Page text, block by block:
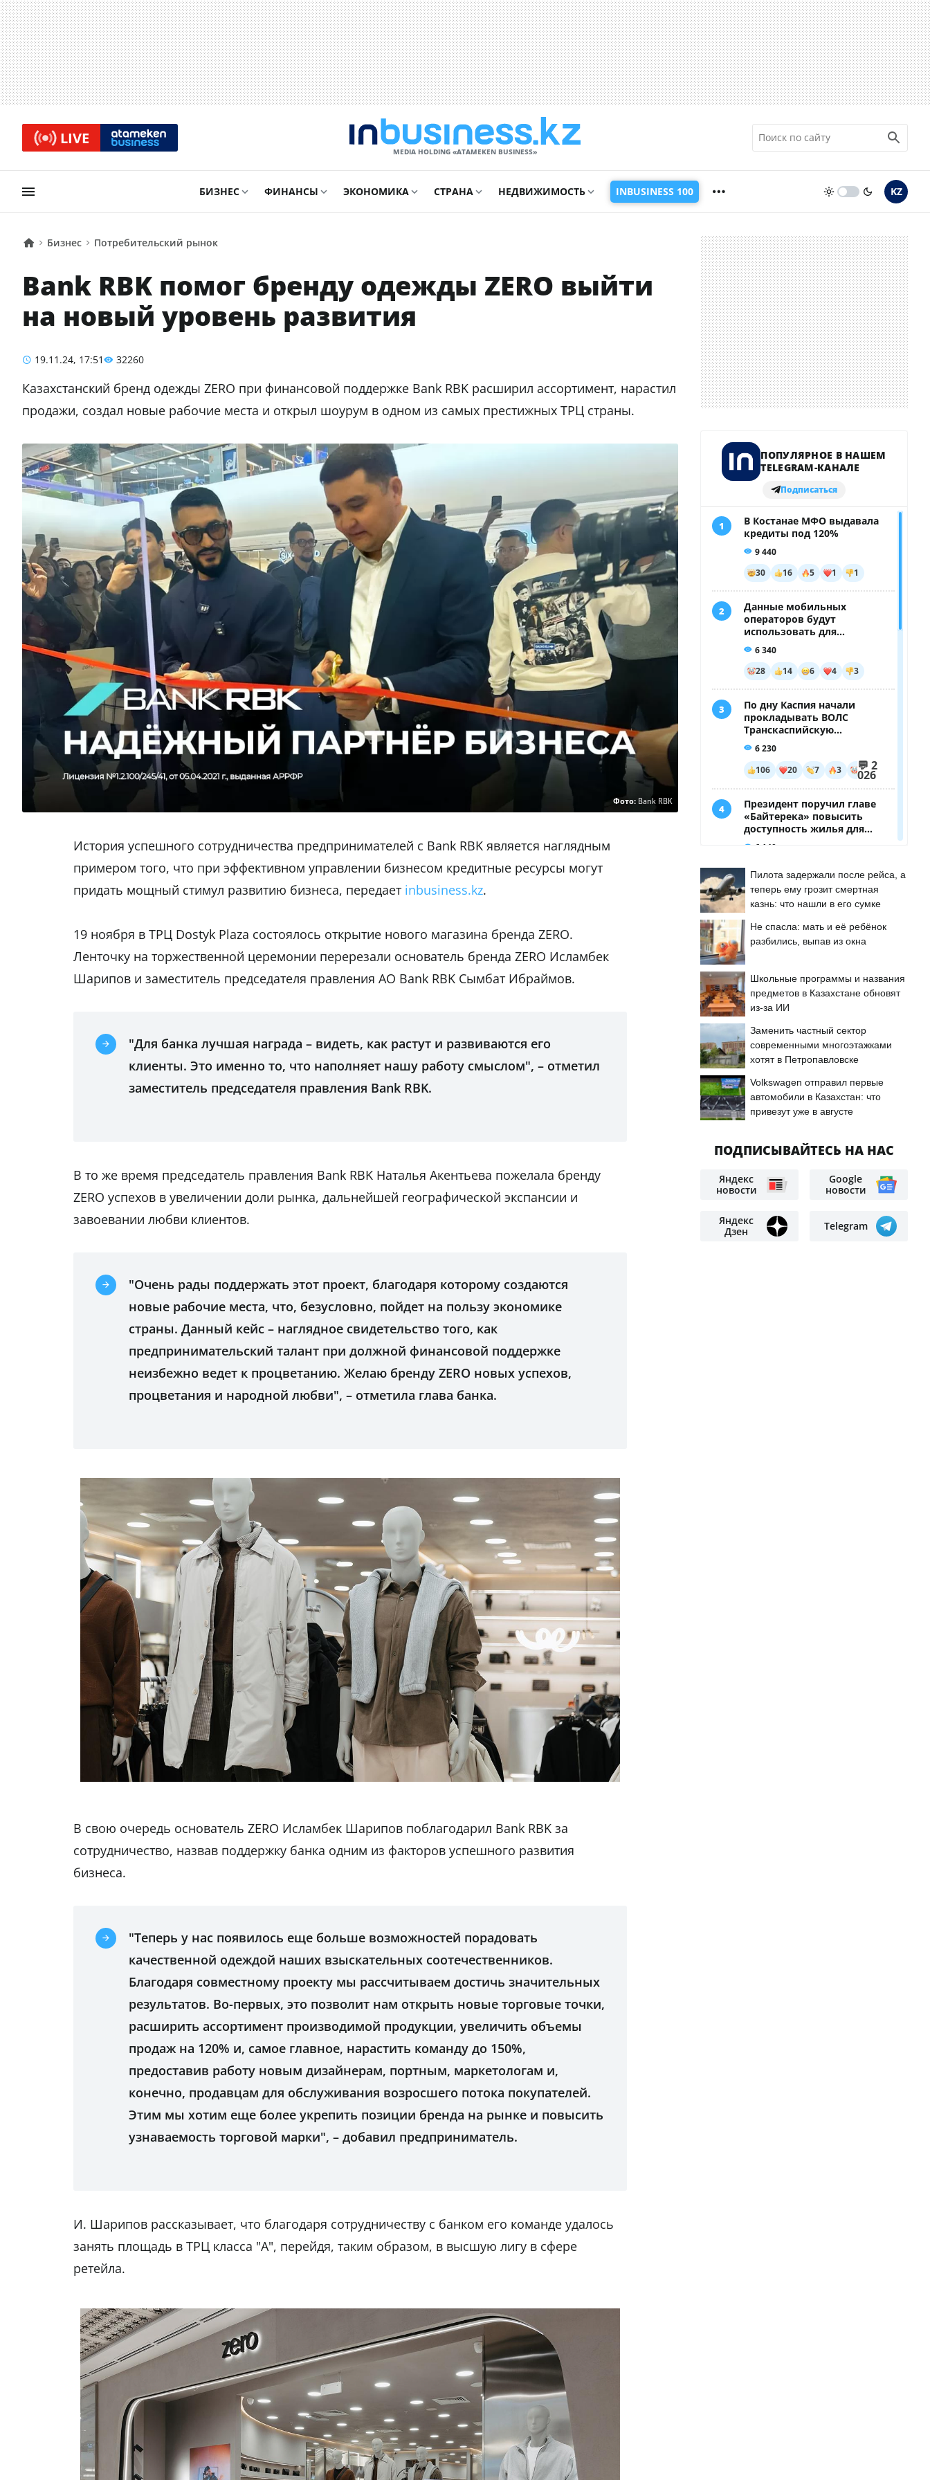
LIVE
MEDIA HOLDING «ATAMEKЕN BUSINESS»
БИЗНЕС ФИНАНСЫ ЭКОНОМИКА СТРАНА НЕДВИЖИМОСТЬ INBUSINESS 100 KZ
Бизнес Потребительский рынок
Bank RBK помог бренду одежды ZERO выйти
на новый уровень развития
19.11.24, 17:51 32260
Казахстанский бренд одежды ZERO при финансовой поддержке Bank RBK расширил ассортимент, нарастил
продажи, создал новые рабочие места и открыл шоурум в одном из самых престижных ТРЦ страны.
Фото: Bank RBK
История успешного сотрудничества предпринимателей с Bank RBK является наглядным
примером того, что при эффективном управлении бизнесом кредитные ресурсы могут
придать мощный стимул развитию бизнеса, передает inbusiness.kz.
19 ноября в ТРЦ Dostyk Plaza состоялось открытие нового магазина бренда ZERO.
Ленточку на торжественной церемонии перерезали основатель бренда ZERO Исламбек
Шарипов и заместитель председателя правления AO Bank RBK Сымбат Ибраймов.
"Для банка лучшая награда – видеть, как растут и развиваются его
клиенты. Это именно то, что наполняет нашу работу смыслом", – отметил
заместитель председателя правления Bank RBK.
В то же время председатель правления Bank RBK Наталья Акентьева пожелала бренду
ZERO успехов в увеличении доли рынка, дальнейшей географической экспансии и
завоевании любви клиентов.
"Очень рады поддержать этот проект, благодаря которому создаются
новые рабочие места, что, безусловно, пойдет на пользу экономике
страны. Данный кейс – наглядное свидетельство того, как
предпринимательский талант при должной финансовой поддержке
неизбежно ведет к процветанию. Желаю бренду ZERO новых успехов,
процветания и народной любви", – отметила глава банка.
В свою очередь основатель ZERO Исламбек Шарипов поблагодарил Bank RBK за
сотрудничество, назвав поддержку банка одним из факторов успешного развития
бизнеса.
"Теперь у нас появилось еще больше возможностей порадовать
качественной одеждой наших взыскательных соотечественников.
Благодаря совместному проекту мы рассчитываем достичь значительных
результатов. Во-первых, это позволит нам открыть новые торговые точки,
расширить ассортимент производимой продукции, увеличить объемы
продаж на 120% и, самое главное, нарастить команду до 150%,
предоставив работу новым дизайнерам, портным, маркетологам и,
конечно, продавцам для обслуживания возросшего потока покупателей.
Этим мы хотим еще более укрепить позиции бренда на рынке и повысить
узнаваемость торговой марки", – добавил предприниматель.
И. Шарипов рассказывает, что благодаря сотрудничеству с банком его команде удалось
занять площадь в ТРЦ класса "А", перейдя, таким образом, в высшую лигу в сфере
ретейла.
Пилота задержали после рейса, а
теперь ему грозит смертная
казнь: что нашли в его сумке
Не спасла: мать и её ребёнок
разбились, выпав из окна
Школьные программы и названия
предметов в Казахстане обновят
из-за ИИ
Заменить частный сектор
современными многоэтажками
хотят в Петропавловске
Volkswagen отправил первые
автомобили в Казахстан: что
привезут уже в августе
ПОДПИСЫВАЙТЕСЬ НА НАС
Яндекс
новости
Google
новости
Яндекс
Дзен
Telegram